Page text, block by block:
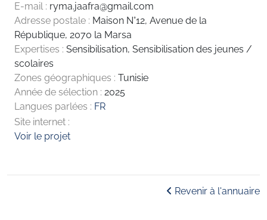
E-mail : ryma.jaafra@gmail.com
Adresse postale : Maison N°12, Avenue de la
République, 2070 la Marsa
Expertises : Sensibilisation, Sensibilisation des jeunes /
scolaires
Zones géographiques : Tunisie
Année de sélection : 2025
Langues parlées : FR
Site internet :
Voir le projet
Revenir à l'annuaire